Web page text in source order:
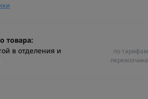
товара:
в отделения и
по тарифам
перевозчика